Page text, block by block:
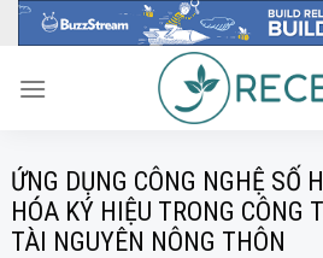
Skip
content
ỨNG DỤNG CÔNG NGHỆ SỐ
HÓA KÝ HIỆU TRONG CÔNG
TÀI NGUYÊN NÔNG THÔN